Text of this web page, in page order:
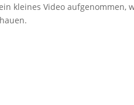
kleines Video aufgenommen,